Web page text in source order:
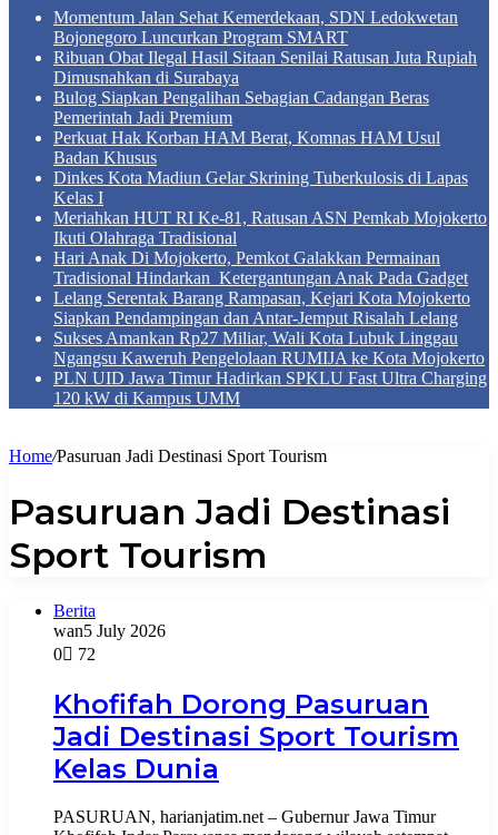
Momentum Jalan Sehat Kemerdekaan, SDN Ledokwetan
Bojonegoro Luncurkan Program SMART
Ribuan Obat Ilegal Hasil Sitaan Senilai Ratusan Juta Rupiah
Dimusnahkan di Surabaya
Bulog Siapkan Pengalihan Sebagian Cadangan Beras
Pemerintah Jadi Premium
Perkuat Hak Korban HAM Berat, Komnas HAM Usul
Badan Khusus
Dinkes Kota Madiun Gelar Skrining Tuberkulosis di Lapas
Kelas I
Meriahkan HUT RI Ke-81, Ratusan ASN Pemkab Mojokerto
Ikuti Olahraga Tradisional
Hari Anak Di Mojokerto, Pemkot Galakkan Permainan
Tradisional Hindarkan Ketergantungan Anak Pada Gadget
Lelang Serentak Barang Rampasan, Kejari Kota Mojokerto
Siapkan Pendampingan dan Antar-Jemput Risalah Lelang
Sukses Amankan Rp27 Miliar, Wali Kota Lubuk Linggau
Ngangsu Kaweruh Pengelolaan RUMIJA ke Kota Mojokerto
PLN UID Jawa Timur Hadirkan SPKLU Fast Ultra Charging
120 kW di Kampus UMM
Home/Pasuruan Jadi Destinasi Sport Tourism
Pasuruan Jadi Destinasi
Sport Tourism
Berita
wan5 July 2026
0
72
Khofifah Dorong Pasuruan
Jadi Destinasi Sport Tourism
Kelas Dunia
PASURUAN, harianjatim.net – Gubernur Jawa Timur